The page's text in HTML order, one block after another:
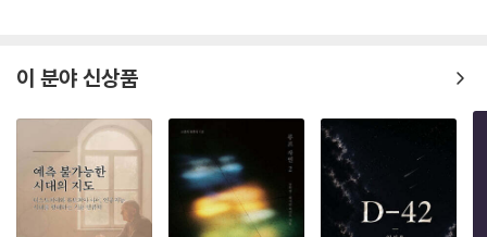
은 괴로워하고, 어린 소녀는 자신이 짊어진 운명과 책임을 고스란히 느끼
며 시를 읊는다.
두 번째 수록작 「추모와 기도」의 세계관은 2021년과 거의 흡사하나 ‘증강
현실’ 기술만큼은 고도로 발달된 미래로, 한 소녀가 총기 난사 사건에 희생
되면서 이야기는 시작한다. 소녀의 부모는 희생을 추모하고 총기 규제를
합법화하고자 소녀의 생전 모습을 증강현실로 구현해낸다. 마치 예수처럼
부활해 총기 규제의 상징이 된 소녀. 처음엔 추모 분위기가 이어졌으나, 점
이 분야 신상품